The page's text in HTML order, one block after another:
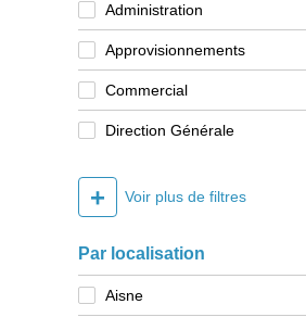
Administration
Approvisionnements
Commercial
Direction Générale
+ Voir plus de filtres
Par localisation
Aisne